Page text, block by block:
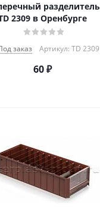
разделитель
2309 в Оренбурге
заказ Артикул: TD 2309
60₽